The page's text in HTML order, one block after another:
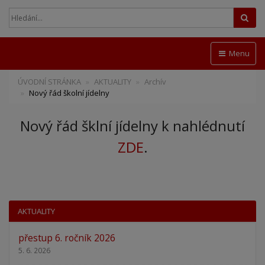
Menu
ÚVODNÍ STRÁNKA AKTUALITY
Archív
Nový řád školní jídelny
Nový řád šklní jídelny k nahlédnutí
ZDE.
AKTUALITY
přestup 6. ročník 2026
5. 6. 2026